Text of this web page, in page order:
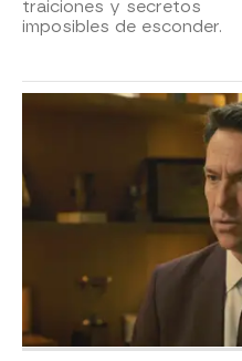
traiciones y secretos
imposibles de esconder.